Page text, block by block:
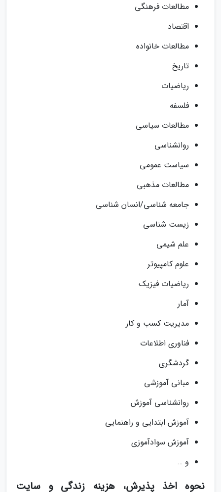
مطالعات فرهنگی
اقتصاد
مطالعات خانواده
تاریخ
ریاضیات
فلسفه
مطالعات سیاسی
روانشناسی
سیاست عمومی
مطالعات مذهبی
جامعه شناسی/انسان شناسی
زیست شناسی
علم شیمی
علوم کامپیوتر
ریاضیات فیزیک
آمار
مدیریت کسب و کار
فناوری اطلاعات
گردشگری
مبانی آموزشی
روانشناسی آموزش
آموزش ابتدایی و راهنمایی
آموزش سوادآموزی
و …
نحوه اخذ پذیرش، هزینه زندگی و سایت